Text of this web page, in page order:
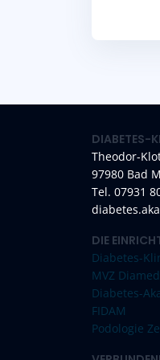
DIABETES-
Theodor-
97980 Bad
Tel. 07931
DIE
Diabetes-
MVZ
Diabetes-
FIDAM
Podologie